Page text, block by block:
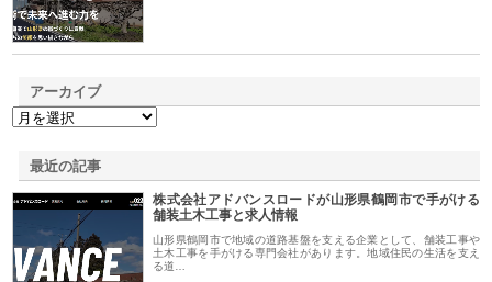
アーカイブ
最近の記事
株式会社アドバンスロードが山形県鶴岡市で手がける
舗装土木工事と求人情報
山形県鶴岡市で地域の道路基盤を支える企業として、舗装工事や
土木工事を手がける専門会社があります。地域住民の生活を支え
る道…